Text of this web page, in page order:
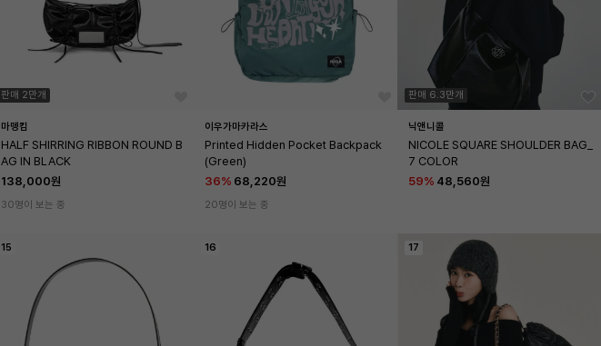
판매 2만개
마뗑킴
HALF SHIRRING RIBBON ROUND B
AG IN BLACK
138,000원
30명이 보는 중
이우가마카라스
Printed Hidden Pocket Backpack
(Green)
36% 68,220원
20명이 보는 중
판매 6.3만개
닉앤니콜
NICOLE SQUARE SHOULDER BAG_
7 COLOR
59% 48,560원
15 16 17